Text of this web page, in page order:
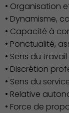
• Organisation
• Dynamisme,
• Capacité à
• Ponctualité,
• Sens du
• Discrétion
• Sens du
• Relative
• Force de